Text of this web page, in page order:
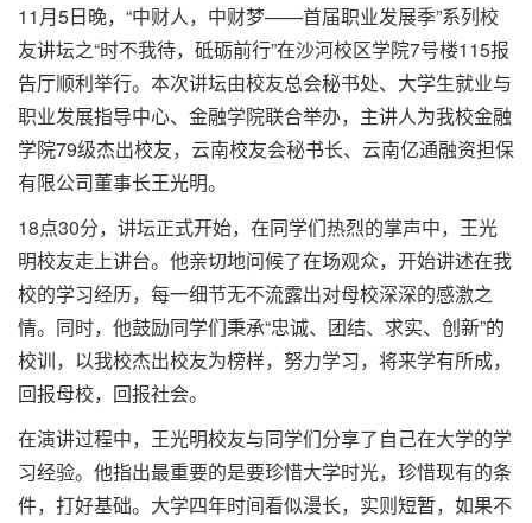
11月5日晚，“中财人，中财梦——首届职业发展季”系列校
友讲坛之“时不我待，砥砺前行”在沙河校区学院7号楼115报
告厅顺利举行。本次讲坛由校友总会秘书处、大学生就业与
职业发展指导中心、金融学院联合举办，主讲人为我校金融
学院79级杰出校友，云南校友会秘书长、云南亿通融资担保
有限公司董事长王光明。
18点30分，讲坛正式开始，在同学们热烈的掌声中，王光
明校友走上讲台。他亲切地问候了在场观众，开始讲述在我
校的学习经历，每一细节无不流露出对母校深深的感激之
情。同时，他鼓励同学们秉承“忠诚、团结、求实、创新”的
校训，以我校杰出校友为榜样，努力学习，将来学有所成，
回报母校，回报社会。
在演讲过程中，王光明校友与同学们分享了自己在大学的学
习经验。他指出最重要的是要珍惜大学时光，珍惜现有的条
件，打好基础。大学四年时间看似漫长，实则短暂，如果不